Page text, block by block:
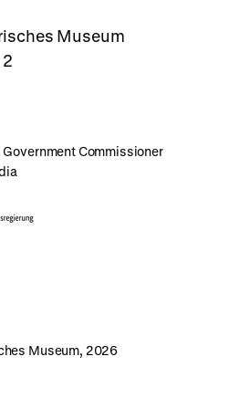
Museum
Commissioner
Museum, 2026